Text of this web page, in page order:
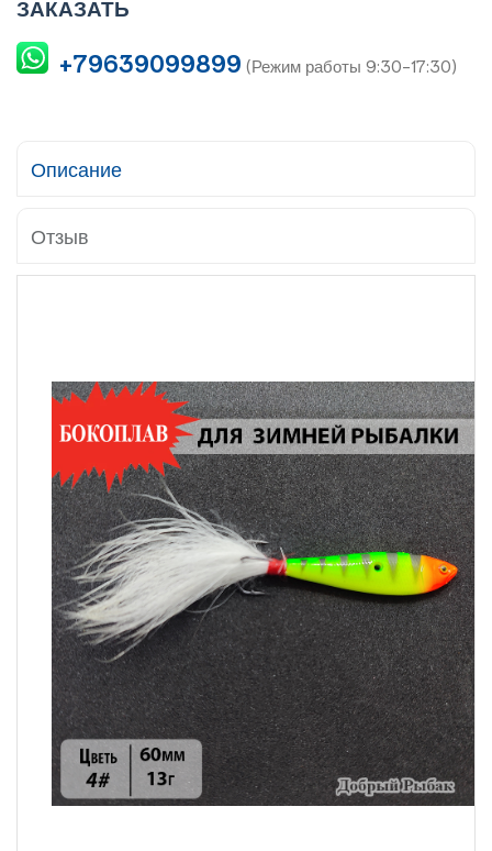
ЗАКАЗАТЬ
+79639099899 (Режим работы 9:30-17:30)
Описание
Отзыв